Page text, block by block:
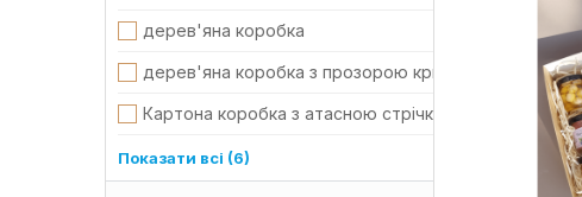
26 см 1
5 см 3
дерев'яна коробка
дерев'яна коробка з прозорою кришкою
Картона коробка з атасною стрічкою
картона коробка, атасна стрічка,
Показати всі (6)